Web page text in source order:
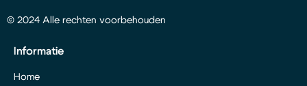
© 2024 Alle rechten voorbehouden
Informatie
Home